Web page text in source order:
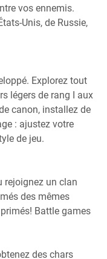
vos ennemis.
Unis, de Russie,
Explorez tout
légers de rang I aux
canon, installez de
: ajustez votre
de jeu.
rejoignez un clan
des mêmes
Battle games
des chars